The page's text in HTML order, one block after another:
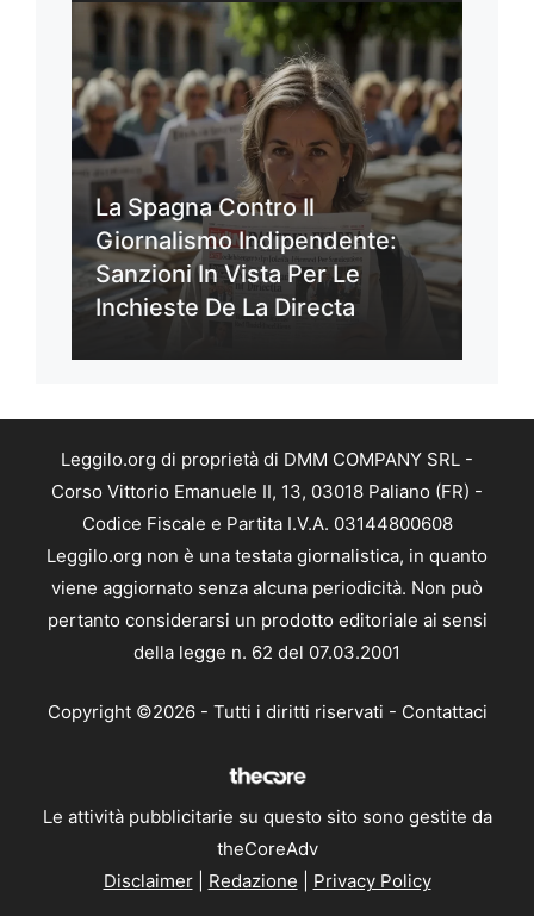
La Spagna Contro Il
Giornalismo Indipendente:
Sanzioni In Vista Per Le
Inchieste De La Directa
Leggilo.org di proprietà di DMM COMPANY SRL -
Corso Vittorio Emanuele II, 13, 03018 Paliano (FR) -
Codice Fiscale e Partita I.V.A. 03144800608
Leggilo.org non è una testata giornalistica, in quanto
viene aggiornato senza alcuna periodicità. Non può
pertanto considerarsi un prodotto editoriale ai sensi
della legge n. 62 del 07.03.2001
Copyright ©2026 - Tutti i diritti riservati - Contattaci
Le attività pubblicitarie su questo sito sono gestite da
theCoreAdv
Disclaimer| Redazione Privacy Policy